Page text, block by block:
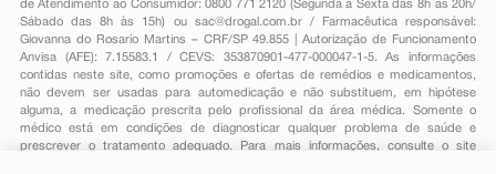
de Atendimento ao Consumidor: 0800 771 2120 (Segunda à Sexta das 8h às 20h/
Sábado das 8h às 15h) ou sac@drogal.com.br/ Farmacêutica responsável:
Giovanna do Rosario Martins – CRF/SP 49.855 | Autorização de Funcionamento
Anvisa (AFE): 7.15583.1 / CEVS: 353870901-477-000047-1-5. As informações
contidas neste site, como promoções e ofertas de remédios e medicamentos,
não devem ser usadas para automedicação e não substituem, em hipótese
alguma, a medicação prescrita pelo profissional da área médica. Somente o
médico está em condições de diagnosticar qualquer problema de saúde e
prescrever o tratamento adequado. Para mais informações, consulte o site